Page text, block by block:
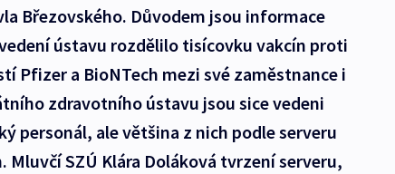
Březovského. Důvodem jsou informace
ústavu rozdělilo tisícovku vakcín proti
Pfizer a BioNTech mezi své zaměstnance i
zdravotního ústavu jsou sice vedeni
personál, ale většina z nich podle serveru
SZÚ Klára Doláková tvrzení serveru,